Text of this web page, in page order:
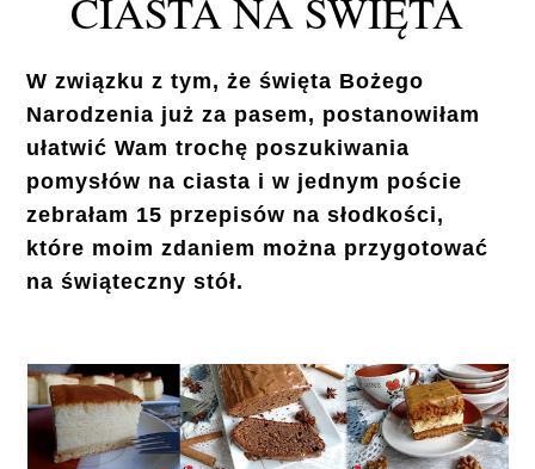
CIASTA NA ŚWIĘTA
W związku z tym, że święta Bożego
Narodzenia już za pasem, postanowiłam
ułatwić Wam trochę poszukiwania
pomysłów na ciasta i w jednym poście
zebrałam 15 przepisów na słodkości,
które moim zdaniem można przygotować
na świąteczny stół.